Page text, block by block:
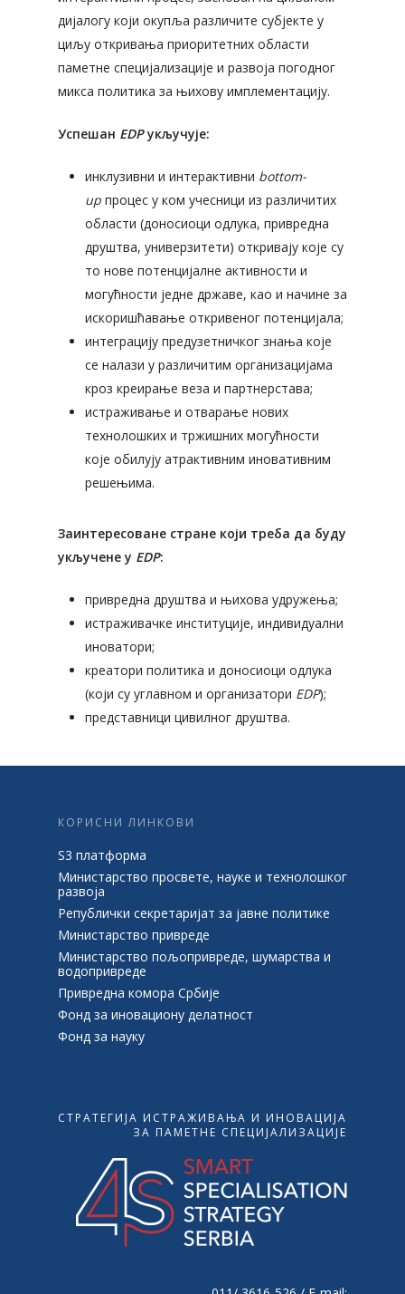
дијалогу који окупља различите субјекте у
циљу откривања приоритетних области
паметне специјализације и развоја погодног
микса политика за њихову имплементацију.
Успешан EDPукључује:
инклузивни и интерактивни bottom-
up процес у ком учесници из различитих
области (доносиоци одлука, привредна
друштва, универзитети) откривају које су
то нове потенцијалне активности и
могућности једне државе, као и начине за
искоришћавање откривеног потенцијала;
интеграцију предузетничког знања које
се налази у различитим организацијама
кроз креирање веза и партнерстава;
истраживање и отварање нових
технолошких и тржишних могућности
које обилују атрактивним иновативним
решењима.
Заинтересоване стране који треба да буду
укључене у EDP:
привредна друштва и њихова удружења;
истраживачке институције, индивидуални
иноватори;
креатори политика и доносиоци одлука
(који су углавном и организатори EDP);
представници цивилног друштва.
КОРИСНИ ЛИНКОВИ
S3 платформа
Министарство просвете, науке и технолошког
развоја
Републички секретаријат за јавне политике
Министарство привреде
Министарство пољопривреде, шумарства и
водопривреде
Привредна комора Србије
Фонд за иновациону делатност
Фонд за науку
СТРАТЕГИЈА ИСТРАЖИВАЊА И ИНОВАЦИЈА
ЗА ПАМЕТНЕ СПЕЦИЈАЛИЗАЦИЈЕ
Почетна
Стратегија
специјализације
Процес
окривања
S3 у Србији
Најава догађаја
Вести
Публикације
Контакт